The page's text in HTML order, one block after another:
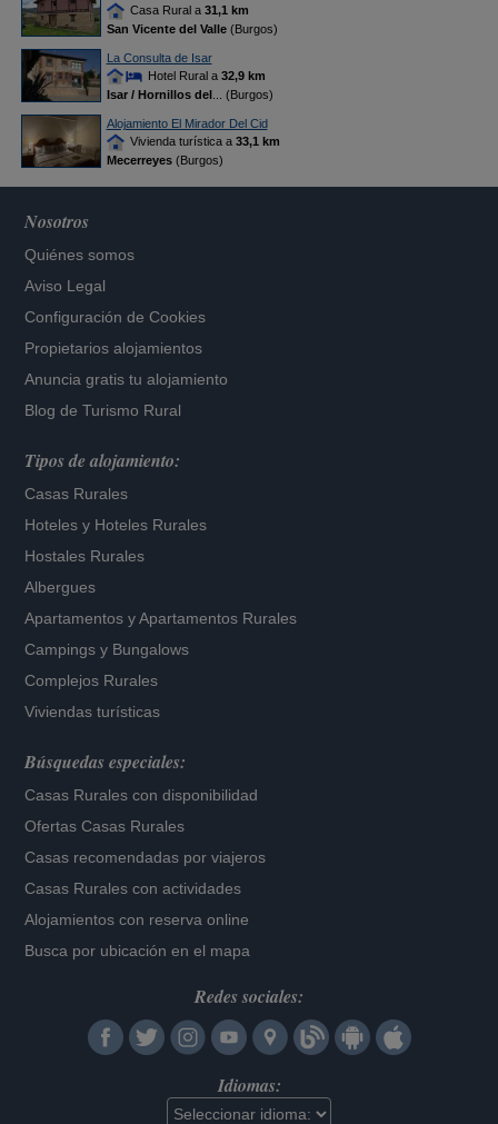
Casa Rural a 31,1 km
San Vicente del Valle(Burgos)
La Consulta de Isar
Hotel Rural a 32,9 km
Isar / Hornillos del... (Burgos)
Alojamiento El Mirador Del Cid
Vivienda turística a 33,1 km
Mecerreyes(Burgos)
Nosotros
Quiénes somos
Aviso Legal
Configuración de Cookies
Propietarios alojamientos
Anuncia gratis tu alojamiento
Blog de Turismo Rural
Tipos de alojamiento:
Casas Rurales
Hoteles y Hoteles Rurales
Hostales Rurales
Albergues
Apartamentos yApartamentos Rurales
Campings y Bungalows
Complejos Rurales
Viviendas turísticas
Búsquedas especiales:
Casas Rurales con disponibilidad
Ofertas Casas Rurales
Casas recomendadas por viajeros
Casas Rurales con actividades
Alojamientos con reserva online
Busca por ubicación en el mapa
Redes sociales:
Idiomas: